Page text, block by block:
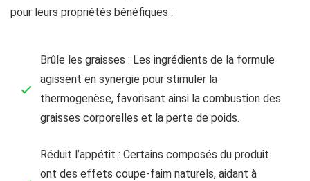
pour leurs propriétés bénéfiques :
Brûle les graisses : Les ingrédients de la formule
agissent en synergie pour stimuler la
thermogenèse, favorisant ainsi la combustion des
graisses corporelles et la perte de poids.
Réduit l’appétit : Certains composés du produit
ont des effets coupe-faim naturels, aidant à